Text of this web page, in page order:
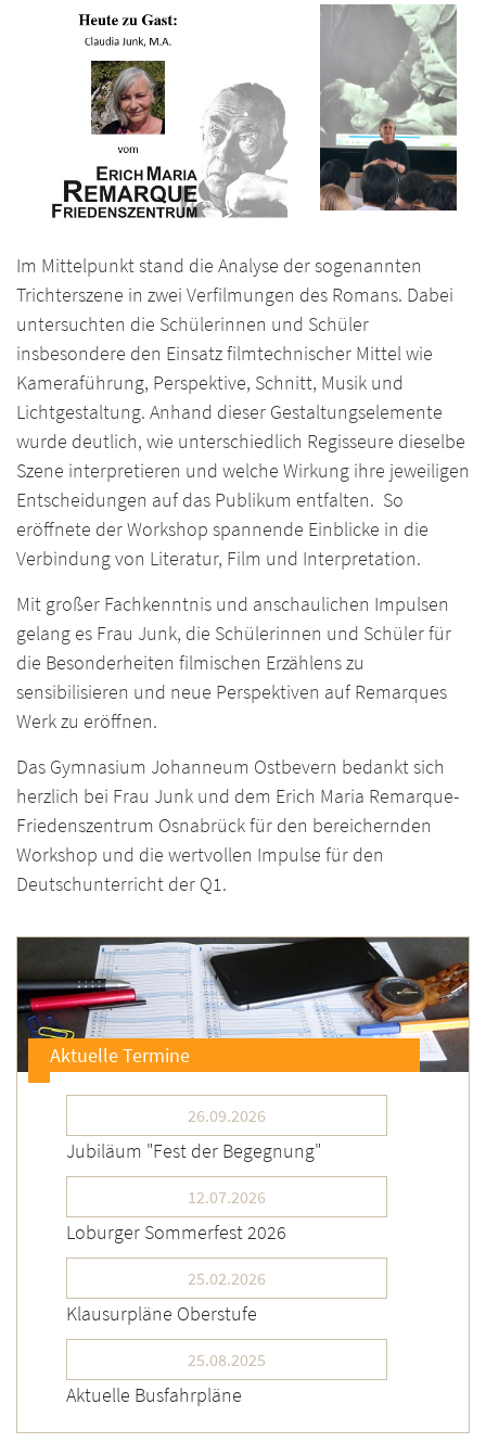
Im Mittelpunkt stand die Analyse der sogenannten
Trichterszene in zwei Verfilmungen des Romans. Dabei
untersuchten die Schülerinnen und Schüler
insbesondere den Einsatz filmtechnischer Mittel wie
Kameraführung, Perspektive, Schnitt, Musik und
Lichtgestaltung. Anhand dieser Gestaltungselemente
wurde deutlich, wie unterschiedlich Regisseure dieselbe
Szene interpretieren und welche Wirkung ihre jeweiligen
Entscheidungen auf das Publikum entfalten. So
eröffnete der Workshop spannende Einblicke in die
Verbindung von Literatur, Film und Interpretation.
Mit großer Fachkenntnis und anschaulichen Impulsen
gelang es Frau Junk, die Schülerinnen und Schüler für
die Besonderheiten filmischen Erzählens zu
sensibilisieren und neue Perspektiven auf Remarques
Werk zu eröffnen.
Das Gymnasium Johanneum Ostbevern bedankt sich
herzlich bei Frau Junk und dem Erich Maria Remarque-
Friedenszentrum Osnabrück für den bereichernden
Workshop und die wertvollen Impulse für den
Deutschunterricht der Q1.
Aktuelle Termine
26.09.2026
Jubiläum "Fest der Begegnung"
12.07.2026
Loburger Sommerfest 2026
25.02.2026
Klausurpläne Oberstufe
25.08.2025
Aktuelle Busfahrpläne